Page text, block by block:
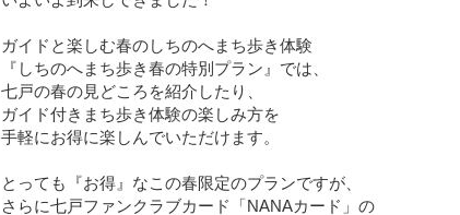
ガイドと楽しむ春のしちのへまち歩き体験
『しちのへまち歩き春の特別プラン』では、
七戸の春の見どころを紹介したり、
ガイド付きまち歩き体験の楽しみ方を
手軽にお得に楽しんでいただけます。
とっても『お得』なこの春限定のプランですが、
さらに七戸ファンクラブカード「NANAカード」の